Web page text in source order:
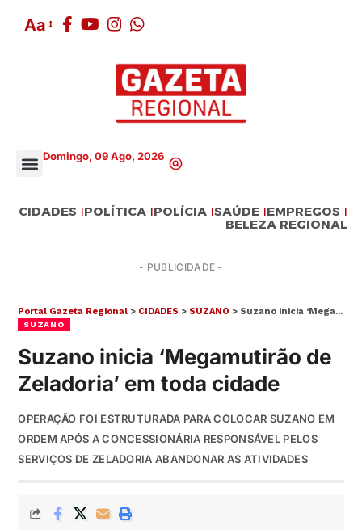
Aa
Domingo, 09 Ago, 2026
CIDADES POLÍTICA POLÍCIA SAÚDE EMPREGOS
BELEZA REGIONAL
- PUBLICIDADE -
Portal Gazeta Regional > CIDADES >SUZANO > Suzano inicia ‘Megamutirão de Zeladoria’ em toda cidade
SUZANO
Suzano inicia ‘Megamutirão de
Zeladoria’ em toda cidade
OPERAÇÃO FOI ESTRUTURADA PARA COLOCAR SUZANO EM
ORDEM APÓS A CONCESSIONÁRIA RESPONSÁVEL PELOS
SERVIÇOS DE ZELADORIA ABANDONAR AS ATIVIDADES